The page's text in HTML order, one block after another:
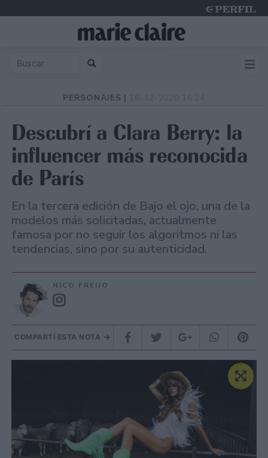
PERSONAJES |
Descubrí a Clara Berry: la
influencer más reconocida
de París
En la tercera edición de Bajo el ojo, una de la
modelos más solicitadas, actualmente
famosa por no seguir los algoritmos ni las
tendencias, sino por su autenticidad.
NICO FREIJO
COMPARTÍ ESTA NOTA